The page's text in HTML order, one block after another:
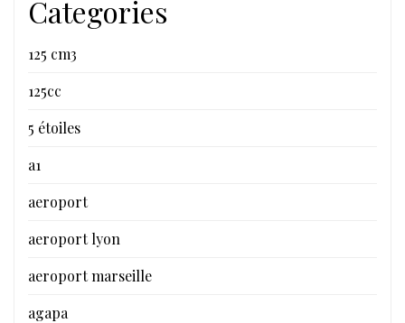
Categories
125 cm3
125cc
5 étoiles
a1
aeroport
aeroport lyon
aeroport marseille
agapa